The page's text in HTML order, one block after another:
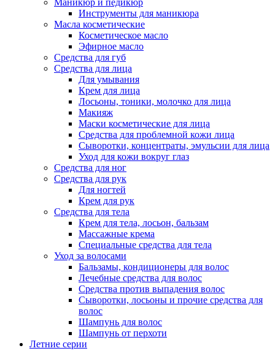
Маникюр и педикюр
Инструменты для маникюра
Масла косметические
Косметическое масло
Эфирное масло
Средства для губ
Средства для лица
Для умывания
Крем для лица
Лосьоны, тоники, молочко для лица
Макияж
Маски косметические для лица
Средства для проблемной кожи лица
Сыворотки, концентраты, эмульсии для лица
Уход для кожи вокруг глаз
Средства для ног
Средства для рук
Для ногтей
Крем для рук
Средства для тела
Крем для тела, лосьон, бальзам
Массажные крема
Специальные средства для тела
Уход за волосами
Бальзамы, кондиционеры для волос
Лечебные средства для волос
Средства против выпадения волос
Сыворотки, лосьоны и прочие средства для
волос
Шампунь для волос
Шампунь от перхоти
Летние серии